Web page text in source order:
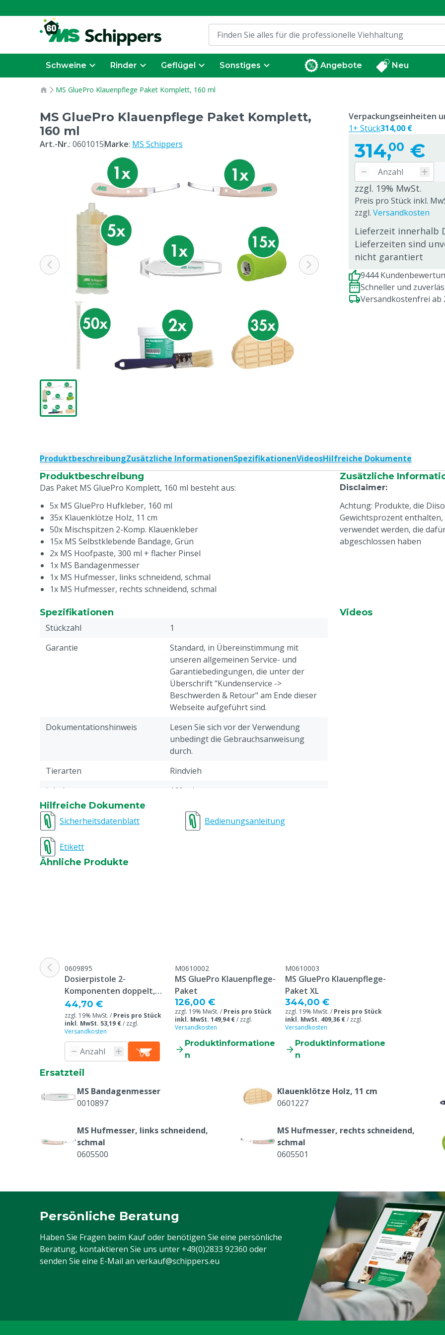
Schweine Rinder Geflügel Sonstiges Angebote Neu
MS GluePro Klauenpflege Paket Komplett, 160 ml
MS GluePro Klauenpflege Paket Komplett,
160 ml
Art.-Nr.: 0601015Marke: MS Schippers 314,00 €
zzgl. 19% MwSt.
Preis pro Stück inkl.
zzgl. Versandkosten
Lieferzeit innerhalb
Lieferzeiten sind
nicht garantiert
Verpackungseinheiten
1+ Stück314,00 €
9444
Schneller und
Versandkostenfrei ab
ProduktbeschreibungZusätzliche InformationenSpezifikationenVideosHilfreiche Dokumente
Produktbeschreibung
Das Paket MS GluePro Komplett, 160 ml besteht aus:
5x MS GluePro Hufkleber, 160 ml
35x Klauenklötze Holz, 11 cm
50x Mischspitzen 2-Komp. Klauenkleber
15x MS Selbstklebende Bandage, Grün
2x MS Hoofpaste, 300 ml + flacher Pinsel
1x MS Bandagenmesser
1x MS Hufmesser, links schneidend, schmal
1x MS Hufmesser, rechts schneidend, schmal
Zusätzliche
Disclaimer:
Achtung: Produkte, die
Gewichtsprozent
verwendet werden, die
abgeschlossen haben
Spezifikationen
Stückzahl
1
Garantie
Standard, in Übereinstimmung mit
unseren allgemeinen Service- und
Garantiebedingungen, die unter der
Überschrift "Kundenservice ->
Beschwerden & Retour" am Ende dieser
Webseite aufgeführt sind.
Dokumentationshinweis
Lesen Sie sich vor der Verwendung
unbedingt die Gebrauchsanweisung
durch.
Tierarten
Rindvieh
Inhalt
160 ml
Videos
Hilfreiche Dokumente
Sicherheitsdatenblatt
Bedienungsanleitung
Etikett
Ähnliche Produkte
0609895
Dosierpistole 2-
Komponenten doppelt,
160/180 ml
44,70 €
zzgl. 19% MwSt. / Preis pro Stück
inkl. MwSt. 53,19 €/ zzgl.
Versandkosten
M0610002
MS GluePro Klauenpflege-
Paket
126,00 €
zzgl. 19% MwSt. / Preis pro Stück
inkl. MwSt. 149,94 €/ zzgl.
Versandkosten
Produktinformatione
n
M0610003
MS GluePro Klauenpflege-
Paket XL
344,00 €
zzgl. 19% MwSt. / Preis pro Stück
inkl. MwSt. 409,36 €/ zzgl.
Versandkosten
Produktinformatione
n
Ersatzteil
MS Bandagenmesser
0010897
Klauenklötze Holz, 11 cm
0601227
MS Hufmesser, links schneidend,
schmal
0605500
MS Hufmesser, rechts schneidend,
schmal
0605501
0609961
Persönliche Beratung
Haben Sie Fragen beim Kauf oder benötigen Sie eine persönliche
Beratung, kontaktieren Sie uns unter +49(0)2833 92360 oder
senden Sie eine E-Mail an verkauf@schippers.eu